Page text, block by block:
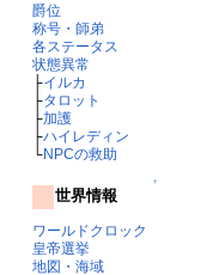
爵位
称号・師弟
各ステータス
状態異常
├イルカ
├タロット
├加護
├ハイレディン
└NPCの救助
↑
世界情報
ワールドクロック
皇帝選挙
地図・海域